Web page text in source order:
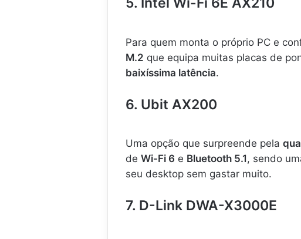
Para quem monta o próprio PC e
M.2 que equipa muitas placas de
baixíssima latência.
6. Ubit AX200
Uma opção que surpreende pela
de Wi-Fi 6 e Bluetooth 5.1, sendo
seu desktop sem gastar muito.
7. D-Link DWA-X3000E